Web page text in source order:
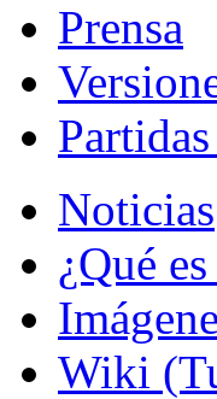
Prensa
Noticias
¿Qué
Wiki